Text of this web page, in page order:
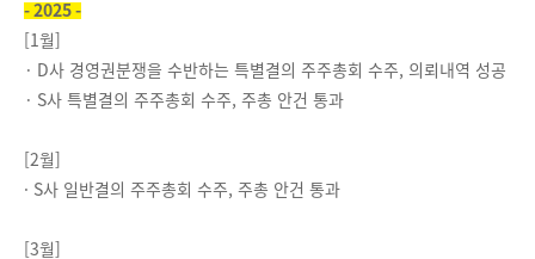
- 2025 -
[1월]
·
D사 경영권분쟁을 수반하는 특별결의 주주총회 수주, 의뢰내역 성공
· S사 특별결의 주주총회 수주, 주총 안건 통과
[2월]
· S사 일반결의 주주총회 수주, 주총 안건 통과
[3월]